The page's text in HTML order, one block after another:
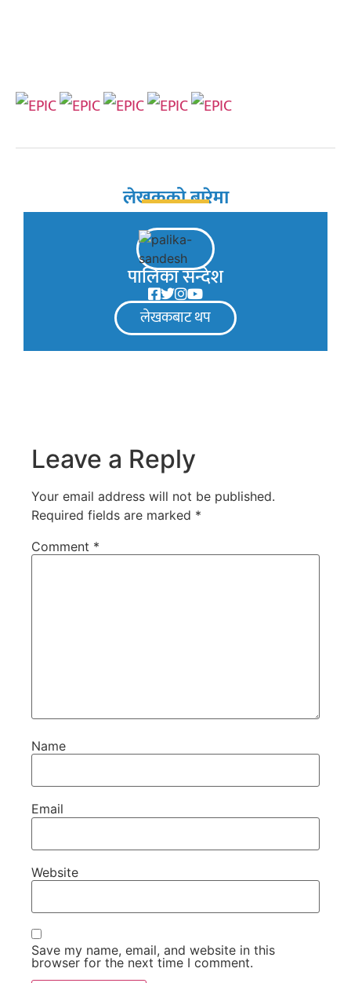
लेखकको बारेमा
पालिका सन्देश
लेखकबाट थप
Leave a Reply
Your email address will not be published.
Required fields are marked *
Comment *
Name
Email
Website
Save my name, email, and website in this
browser for the next time I comment.